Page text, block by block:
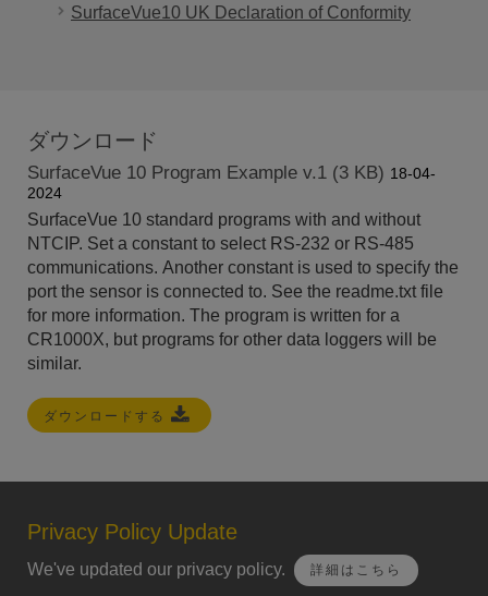
SurfaceVue10 UK Declaration of Conformity
ダウンロード
SurfaceVue 10 Program Example v.1 (3 KB) 18-04-
2024
SurfaceVue 10 standard programs with and without
NTCIP. Set a constant to select RS-232 or RS-485
communications. Another constant is used to specify the
port the sensor is connected to. See the readme.txt file
for more information. The program is written for a
CR1000X, but programs for other data loggers will be
similar.
ダウンロードする
Privacy Policy Update
We've updated our privacy policy. 詳細はこちら